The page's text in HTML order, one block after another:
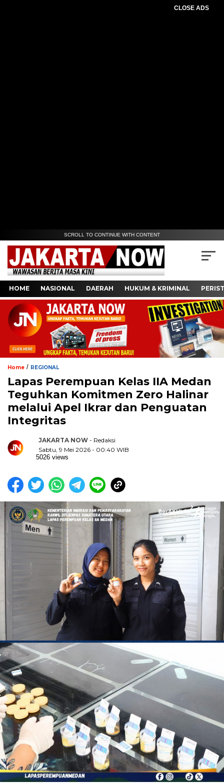
CLOSE ADS
SCROLL TO CONTINUE WITH CONTENT
HOME NASIONAL DAERAH HUKUM & KRIMINAL
Home / REGIONAL
Lapas Perempuan Kelas IIA Medan
Teguhkan Komitmen Zero Halinar
melalui Apel Ikrar dan Penguatan
Integritas
JAKARTA NOW - Redaksi
Sabtu, 9 Mei 2026 - 00:40 WIB
5026 views